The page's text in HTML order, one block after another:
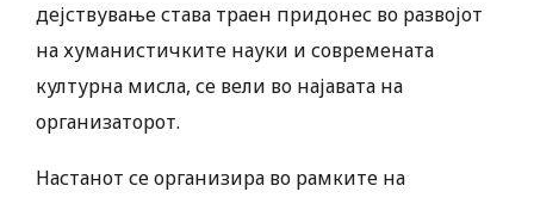
дејствување става траен придонес во развојот
на хуманистичките науки и современата
културна мисла, се вели во најавата на
организаторот.
Настанот се организира во рамките на